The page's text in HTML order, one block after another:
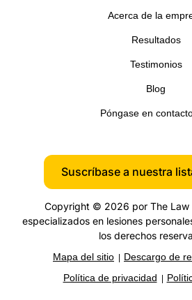
Acerca de la
Resultados
Testimonios
Blog
Póngase en
Suscríbase a nuestra
Copyright © 2026 por The Law
especializados en lesiones
los derechos
Mapa del sitio
Descargo de
Política de privacidad